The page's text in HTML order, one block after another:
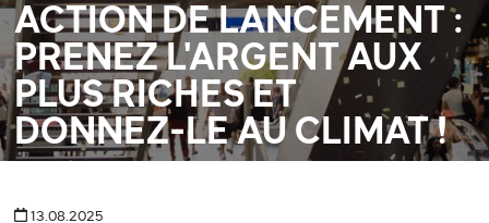
ACTION DE LANCEMENT :
PRENEZ L'ARGENT AUX
PLUS RICHES ET
DONNEZ-LE AU CLIMAT !
13.08.2025